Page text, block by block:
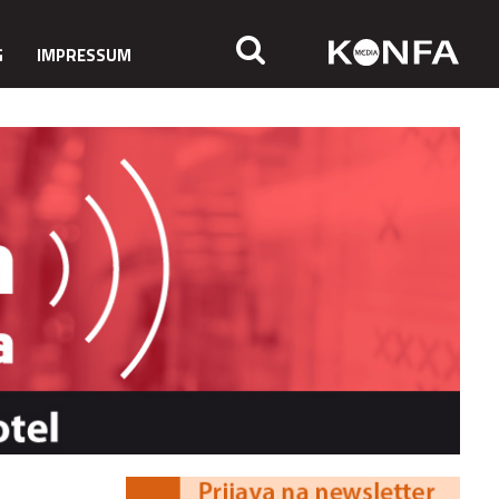
IMPRESSUM